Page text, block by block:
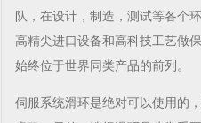
队，在设计，制造，测试等各个
高精尖进口设备和高科技工艺做
始终位于世界同类产品的前列。
伺服系统滑环是绝对可以使用的